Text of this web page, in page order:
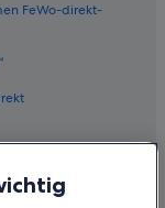
FeWo-direkt-